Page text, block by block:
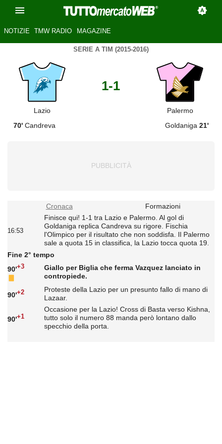
NOTIZIE TMW RADIO MAGAZINE
SERIE A TIM (2015-2016)
Lazio
1-1
Palermo
70' Candreva Goldaniga 21'
Cronaca Formazioni
16:53
Finisce qui! 1-1 tra Lazio e Palermo. Al gol di
Goldaniga replica Candreva su rigore. Fischia
l'Olimpico per il risultato che non soddisfa. Il Palermo
sale a quota 15 in classifica, la Lazio tocca quota 19.
Fine 2° tempo
90'+3
Giallo per Biglia che ferma Vazquez lanciato in
contropiede.
90'+2
Proteste della Lazio per un presunto fallo di mano di
Lazaar.
90'+1
Occasione per la Lazio! Cross di Basta verso Kishna,
tutto solo il numero 88 manda però lontano dallo
specchio della porta.